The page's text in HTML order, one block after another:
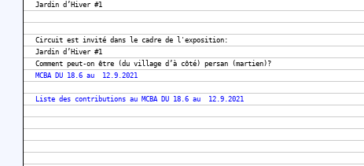
Jardin d’Hiver #1
Circuit est invité dans le cadre de l'exposition:
Jardin d’Hiver #1
Comment peut-on être (du village d’à côté) persan (martien)?
MCBA DU 18.6 au 12.9.2021
Liste des contributions au MCBA DU 18.6 au 12.9.2021